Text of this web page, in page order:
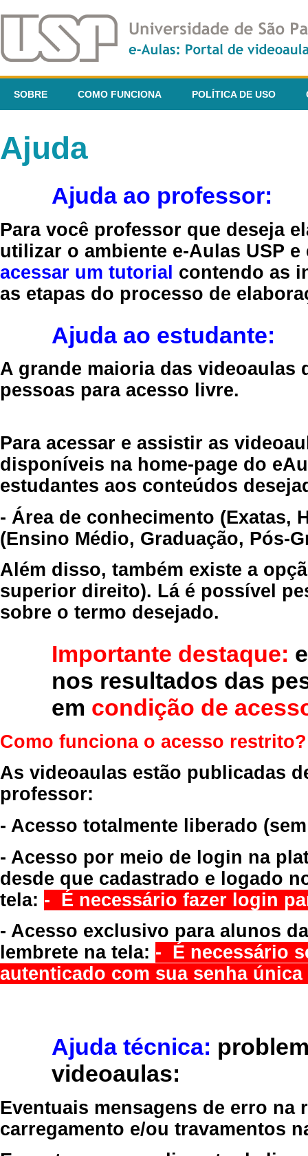
SOBRE COMO FUNCIONA POLÍTICA DE USO
Ajuda
Ajuda ao professor:
Para você professor que deseja
utilizar o ambiente e-Aulas USP
acessar um tutorial contendo as
as etapas do processo de
Ajuda ao estudante:
A grande maioria das videoaulas
pessoas para acesso livre.
Para acessar e assistir as
disponíveis na home-page do
estudantes aos conteúdos
- Área de conhecimento (Exatas,
(Ensino Médio, Graduação, Pós-
Além disso, também existe a
superior direito). Lá é possível
sobre o termo desejado.
Importante destaque:
nos resultados das
em condição de
Como funciona o acesso restrito?
As videoaulas estão publicadas
professor:
- Acesso totalmente liberado
- Acesso por meio de login na
desde que cadastrado e logado
tela: - É necessário fazer login
- Acesso exclusivo para alunos
lembrete na tela: - É necessário
autenticado com sua senha
Ajuda técnica:
videoaulas:
Eventuais mensagens de erro
carregamento e/ou travamentos